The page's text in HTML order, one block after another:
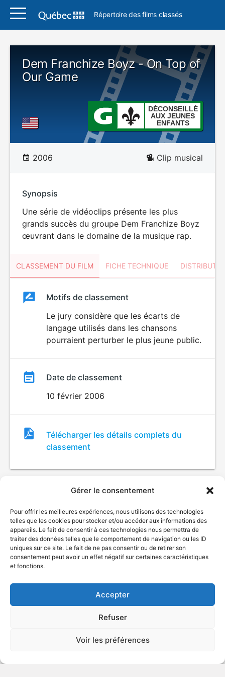
Gérer le consentement
Pour offrir les meilleures expériences, nous utilisons des technologies
telles que les cookies pour stocker et/ou accéder aux informations des
appareils. Le fait de consentir à ces technologies nous permettra de
traiter des données telles que le comportement de navigation ou les ID
uniques sur ce site. Le fait de ne pas consentir ou de retirer son
consentement peut avoir un effet négatif sur certaines caractéristiques
et fonctions.
Accepter
Refuser
Voir les préférences
Répertoire des films classés
Dem Franchize Boyz - On Top of
Our Game
DÉCONSEILLÉ
AUX JEUNES
ENFANTS
2006 Clip musical
Synopsis
Une série de vidéoclips présente les plus
grands succès du groupe Dem Franchize Boyz
œuvrant dans le domaine de la musique rap.
CLASSEMENT DU FILM FICHE TECHNIQUE
ClassementClassement
DÉCONSEILLÉ
AUX JEUNES
ENFANTS
Motifs de classement
Le jury considère que les écarts de
langage utilisés dans les chansons
pourraient perturber le plus jeune public.
Date de classement
10 février 2006
Fichier
de
classement
Télécharger les détails complets du
classement
Plan du site
Accès à l'information
Politique de confidentialité